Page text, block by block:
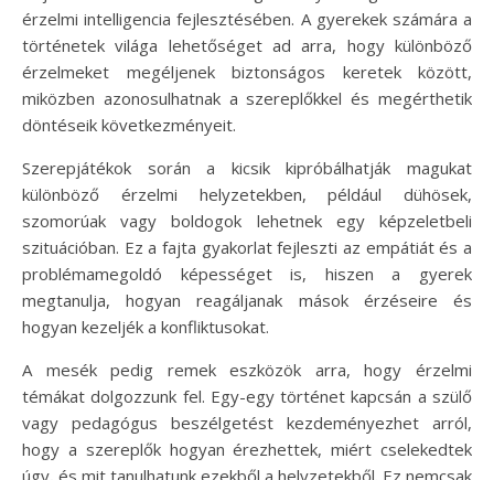
érzelmi intelligencia fejlesztésében. A gyerekek számára a
történetek világa lehetőséget ad arra, hogy különböző
érzelmeket megéljenek biztonságos keretek között,
miközben azonosulhatnak a szereplőkkel és megérthetik
döntéseik következményeit.
Szerepjátékok során a kicsik kipróbálhatják magukat
különböző érzelmi helyzetekben, például dühösek,
szomorúak vagy boldogok lehetnek egy képzeletbeli
szituációban. Ez a fajta gyakorlat fejleszti az empátiát és a
problémamegoldó képességet is, hiszen a gyerek
megtanulja, hogyan reagáljanak mások érzéseire és
hogyan kezeljék a konfliktusokat.
A mesék pedig remek eszközök arra, hogy érzelmi
témákat dolgozzunk fel. Egy-egy történet kapcsán a szülő
vagy pedagógus beszélgetést kezdeményezhet arról,
hogy a szereplők hogyan érezhettek, miért cselekedtek